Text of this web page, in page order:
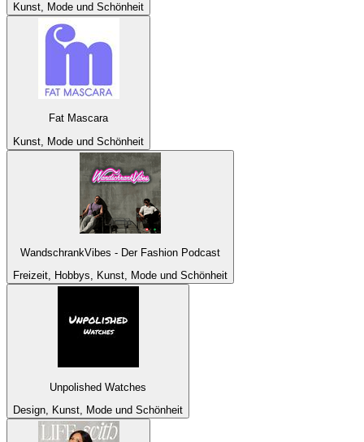
Kunst, Mode und Schönheit
Fat Mascara
Kunst, Mode und Schönheit
WandschrankVibes - Der Fashion Podcast
Freizeit, Hobbys, Kunst, Mode und Schönheit
Unpolished Watches
Design, Kunst, Mode und Schönheit